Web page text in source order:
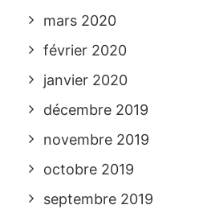
mars 2020
février 2020
janvier 2020
décembre 2019
novembre 2019
octobre 2019
septembre 2019